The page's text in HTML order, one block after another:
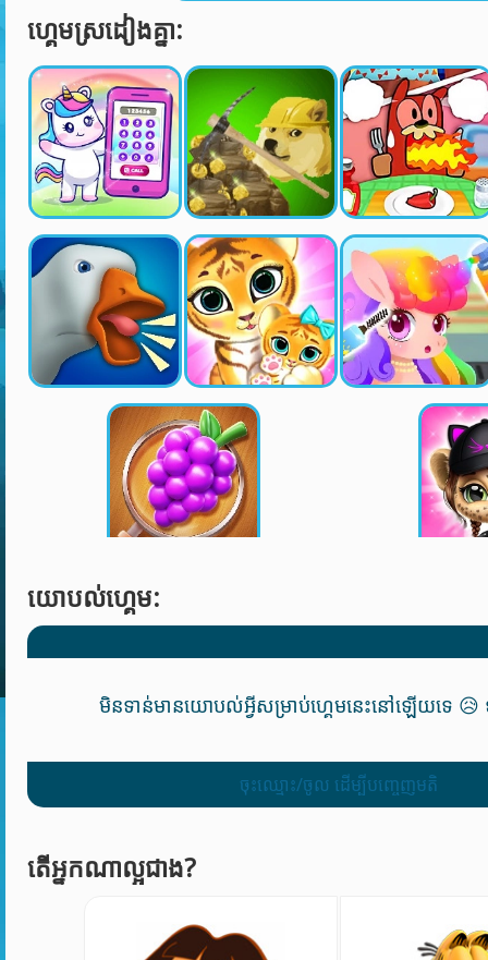
ហ្គេមស្រដៀងគ្នា:
យោបល់ហ្គេម:
មិនទាន់មានយោបល់អ្វីសម្រាប់ហ្គេមនេះនៅឡើយទេ
ចុះឈ្មោះ/ចូល ដើម្បីបញ្ចេញមតិ
តើអ្នកណាល្អជាង?